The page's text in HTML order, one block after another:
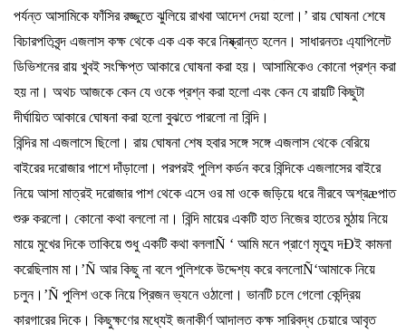
পর্যন্ত আসামিকে ফাঁসির রজ্জুতে ঝুলিয়ে রাখবা আদেশ দেয়া হলো। ’ রায় ঘোষনা শেষে
বিচারপতিবৃন্দ এজলাস কক্ষ থেকে এক এক করে নিষ্ক্রান্ত হলেন। সাধারনতঃ এ্যাপিলেট
ডিভিশনের রায় খুবই সংক্ষিপ্ত আকারে ঘোষনা করা হয়। আসামিকেও কোনো প্রশ্ন করা
হয় না। অথচ আজকে কেন যে ওকে প্রশ্ন করা হলো এবং কেন যে রায়টি কিছুটা
দীর্ঘায়িত আকারে ঘোষনা করা হলো বুঝতে পারলো না বিন্দি।
বিন্দির মা এজলাসে ছিলো। রায় ঘোষনা শেষ হবার সঙ্গে সঙ্গে এজলাস থেকে বেরিয়ে
বাইরের দরোজার পাশে দাঁড়ালো। পরপরই পুলিশ কর্ডন করে বিন্দিকে এজলাসের বাইরে
নিয়ে আসা মাত্রই দরোজার পাশ থেকে এসে ওর মা ওকে জড়িয়ে ধরে নীরবে অশ্রæপাত
শুরু করলো। কোনো কথা বললো না। বিন্দি মায়ের একটি হাত নিজের হাতের মুঠায় নিয়ে
মায়ে মুখের দিকে তাকিয়ে শুধু একটি কথা বললাÑ ‘ আমি মনে প্রাণে মৃত্যু দÐই কামনা
করেছিলাম মা। ’Ñ আর কিছু না বলে পুলিশকে উদ্দেশ্য করে বললোÑ‘আমাকে নিয়ে
চলুন। ’Ñ পুলিশ ওকে নিয়ে প্রিজন ভ্যনে ওঠালো। ভানটি চলে গেলো কেন্দ্রিয়
কারগারের দিকে। কিছুক্ষণের মধ্যেই জনাকীর্ণ আদালত কক্ষ সারিবদ্ধ চেয়ারে আবৃত